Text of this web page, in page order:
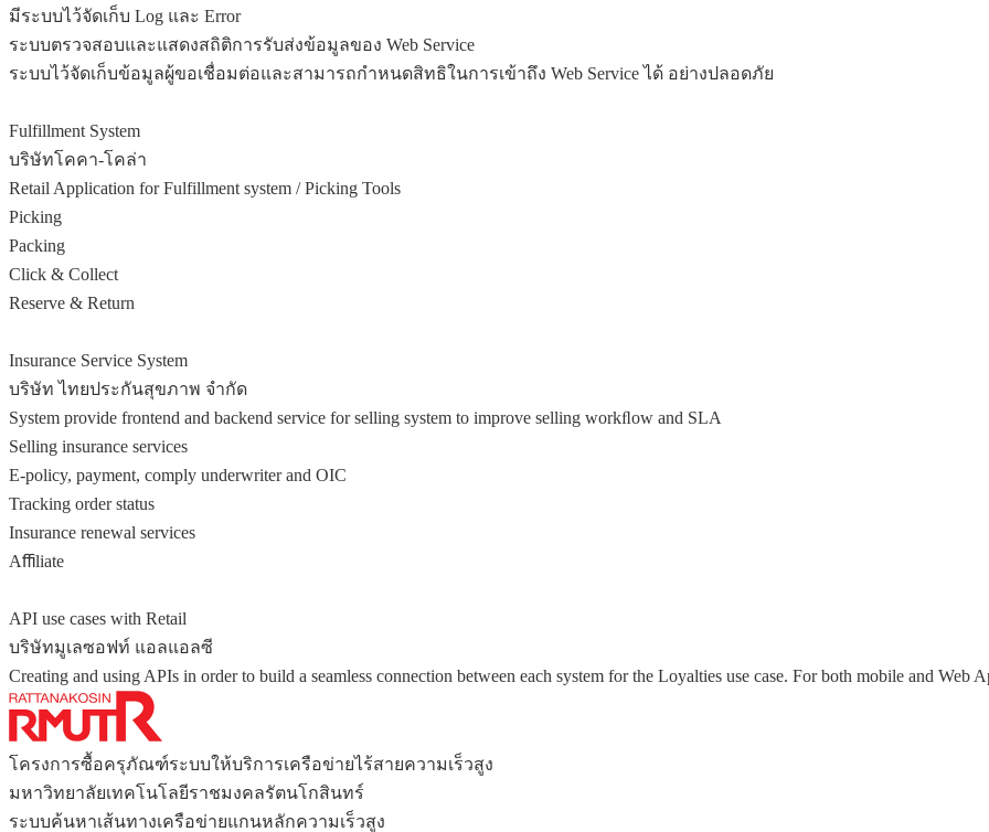
มีระบบไว้จัดเก็บ Log และ Error
ระบบตรวจสอบและแสดงสถิติการรับส่งข้อมูลของ Web Service
ระบบไว้จัดเก็บข้อมูลผู้ขอเชื่อมต่อและสามารถกำหนดสิทธิในการเข้าถึง Web Service ได้ อย่างปลอดภัย
Fulfillment System
บริษัทโคคา-โคล่า
Retail Application for Fulfillment system / Picking Tools
Picking
Packing
Click & Collect
Reserve & Return
Insurance Service System
บริษัท ไทยประกันสุขภาพ จำกัด
System provide frontend and backend service for selling system to improve selling workﬂow and SLA
Selling insurance services
E-policy, payment, comply underwriter and OIC
Tracking order status
Insurance renewal services
Aﬃliate
API use cases with Retail
บริษัทมูเลซอฟท์ แอลแอลซี
Creating and using APIs in order to build a seamless connection between each system for the Loyalties use case. For both mobile and Web
โครงการซื้อครุภัณฑ์ระบบให้บริการเครือข่ายไร้สายความเร็วสูง
มหาวิทยาลัยเทคโนโลยีราชมงคลรัตนโกสินทร์
ระบบค้นหาเส้นทางเครือข่ายแกนหลักความเร็วสูง